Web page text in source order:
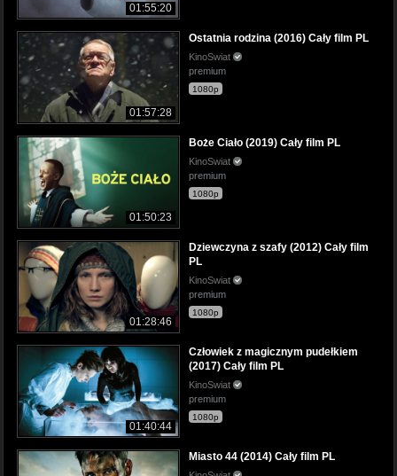
01:55:20
01:57:28
Ostatnia rodzina (2016) Cały film PL
KinoSwiat
premium
1080p
01:50:23
Boże Ciało (2019) Cały film PL
KinoSwiat
premium
1080p
01:28:46
Dziewczyna z szafy (2012) Cały film
PL
KinoSwiat
premium
1080p
01:40:44
Człowiek z magicznym pudełkiem
(2017) Cały film PL
KinoSwiat
premium
1080p
Miasto 44 (2014) Cały film PL